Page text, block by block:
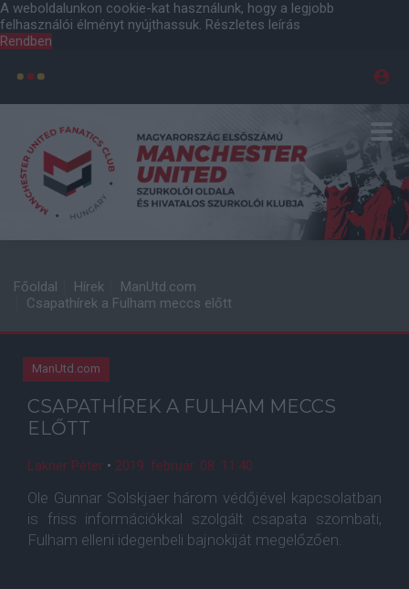
A weboldalunkon cookie-kat használunk, hogy a legjobb
felhasználói élményt nyújthassuk. Részletes leírás
Rendben
Főoldal Hírek
ManUtd.com
Csapathírek a Fulham meccs előtt
ManUtd.com
CSAPATHÍREK A FULHAM MECCS
ELŐTT
Lakner Péter • 2019. február. 08. 11:40
Ole Gunnar Solskjaer három védőjével kapcsolatban
is friss információkkal szolgált csapata szombati,
Fulham elleni idegenbeli bajnokiját megelőzően.